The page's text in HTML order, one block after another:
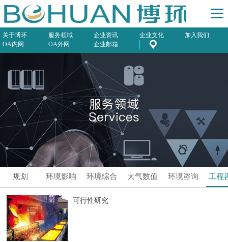
关于博环 服务领域 企业资讯 企业文化
加入我们
OA内网
OA外网 企业邮箱
规划 环境影响
评价
环境综合
服务
大气数值 环境咨询 工程
可行性研究